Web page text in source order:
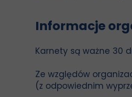
Informacje
Karnety są ważne 30
Ze względów
(z odpowiednim